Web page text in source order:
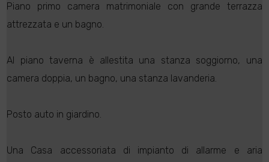
Piano primo camera matrimoniale con grande terrazza
attrezzata e un bagno.
Al piano taverna è allestita una stanza soggiorno, una
camera doppia, un bagno, una stanza lavanderia.
Posto auto in giardino.
Una Casa accessoriata di impianto di allarme e aria